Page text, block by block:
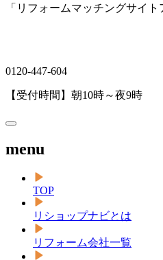
「リフォームマッチングサイ
0120-447-604
【受付時間】朝10時～夜9時
menu
TOP
リショップナビとは
リフォーム会社一覧